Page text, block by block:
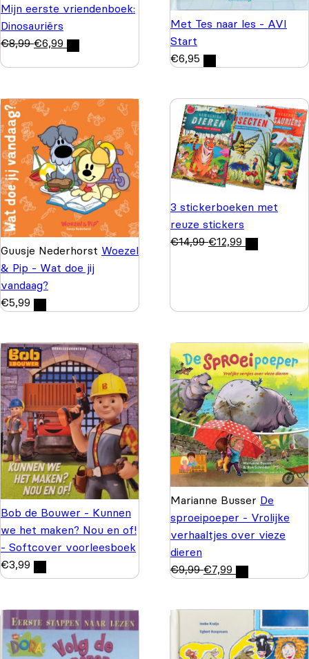
Mijn eerste vriendenboek:
Dinosauriërs
€8,99 €6,99
Met Tes naar les - AVI
Start
€6,95
Guusje Nederhorst Woezel
& Pip - Wat doe jij
vandaag?
€5,99
3 stickerboeken met
reuze stickers
€14,99 €12,99
Bob de Bouwer - Kunnen
we het maken? Nou en of!
- Softcover voorleesboek
€3,99
Marianne Busser De
sproeipoeper - Vrolijke
verhaaltjes over vieze
dieren
€9,99 €7,99